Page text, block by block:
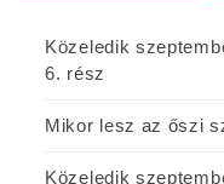
Közeledik
6. rész
Mikor lesz az őszi
Közeledik